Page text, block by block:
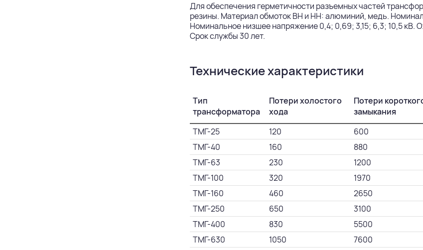
Для обеспечения герметичности разъемных частей
резины. Материал обмоток ВН и НН: алюминий, медь.
Номинальное низшее напряжение 0,4; 0,69; 3,15; 6,3; 10,5
Срок службы 30 лет.
Технические характеристики
Тип
трансформатора
Потери холостого
хода
Потери
замыкания
ТМГ-25
120 600
ТМГ-40
160 880
ТМГ-63
230 1200
ТМГ-100
320 1970
ТМГ-160
460 2650
ТМГ-250
650 3100
ТМГ-400
830 5500
ТМГ-630
1050 7600